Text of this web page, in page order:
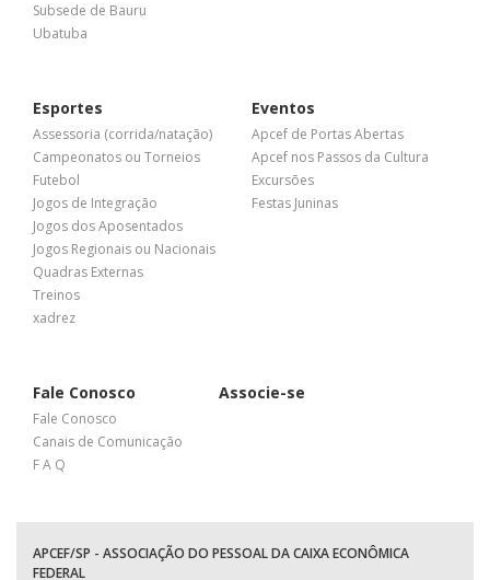
Subsede de Bauru
Ubatuba
Esportes
Assessoria (corrida/natação)
Campeonatos ou Torneios
Futebol
Jogos de Integração
Jogos dos Aposentados
Jogos Regionais ou Nacionais
Quadras Externas
Treinos
xadrez
Eventos
Apcef de Portas Abertas
Apcef nos Passos da Cultura
Excursões
Festas Juninas
Fale Conosco
Fale Conosco
Canais de Comunicação
F A Q
Associe-se
APCEF/SP - ASSOCIAÇÃO DO PESSOAL DA CAIXA ECONÔMICA
FEDERAL